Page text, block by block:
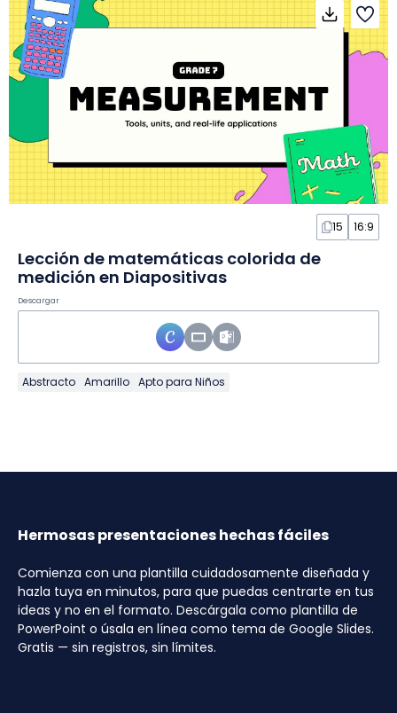
15 16:9
Lección de matemáticas colorida de
medición en Diapositivas
Descargar
Abstracto Amarillo Apto para Niños
Hermosas presentaciones hechas fáciles
Comienza con una plantilla cuidadosamente diseñada y
hazla tuya en minutos, para que puedas centrarte en tus
ideas y no en el formato. Descárgala como plantilla de
PowerPoint o úsala en línea como tema de Google Slides.
Gratis — sin registros, sin límites.